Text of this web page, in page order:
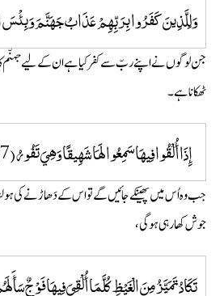
وَلِلَّذِينَ كَفَرُوا بِرَبِّهِمْ عَذَابُ جَهَنَّمَ وَبِئْسَ
جن لوگوں نے اپنے ربّ سے کفر کیا ہے ان کے لیے جہنّم
ٹھکانا ہے۔
إِذَا أُلْقُوا فِيهَا سَمِعُوا لَهَا شَهِيقًا وَهِيَ تَفُورُ (7)
جوش کھا رہی ہوگی،
تَكَادُ تَمَيَّزُ مِنَ الْغَيْظِ كُلَّمَا أُلْقِيَ فِيهَا فَوْجٌ